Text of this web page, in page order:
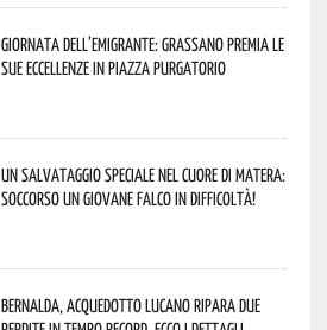
Giornata dell’Emigrante: Grassano premia le
sue eccellenze in Piazza Purgatorio
Un salvataggio speciale nel cuore di Matera:
soccorso un giovane falco in difficoltà!
Bernalda, Acquedotto Lucano ripara due